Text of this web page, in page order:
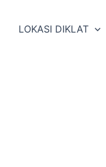
LOKASI DIKLAT